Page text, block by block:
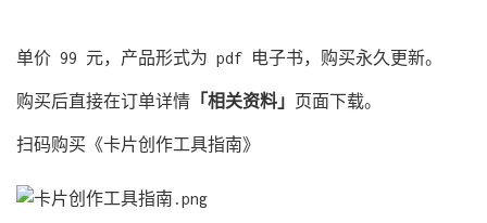
单价 99 元，产品形式为 pdf 电子书，购买永久更新。 ​
购买后直接在订单详情 「相关资料」 页面下载。 ​
扫码购买《卡片创作工具指南》 ​